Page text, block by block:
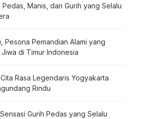
Manis, dan Gurih yang Selalu
Pesona Pemandian Alami yang
di Timur Indonesia
Rasa Legendaris Yogyakarta
Rindu
Gurih Pedas yang Selalu